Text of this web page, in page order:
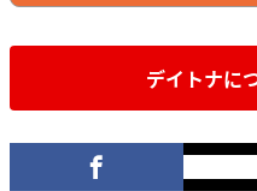
デイトナに